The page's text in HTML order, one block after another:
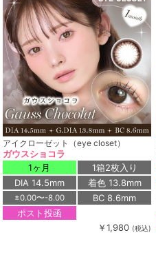
アイクローゼット（eye closet）
ガウスショコラ
1ヶ月
1箱2枚入り
DIA 14.5mm
着色 13.8mm
±0.00〜-8.00
BC 8.6mm
ポスト投函
￥1,980 (税込)